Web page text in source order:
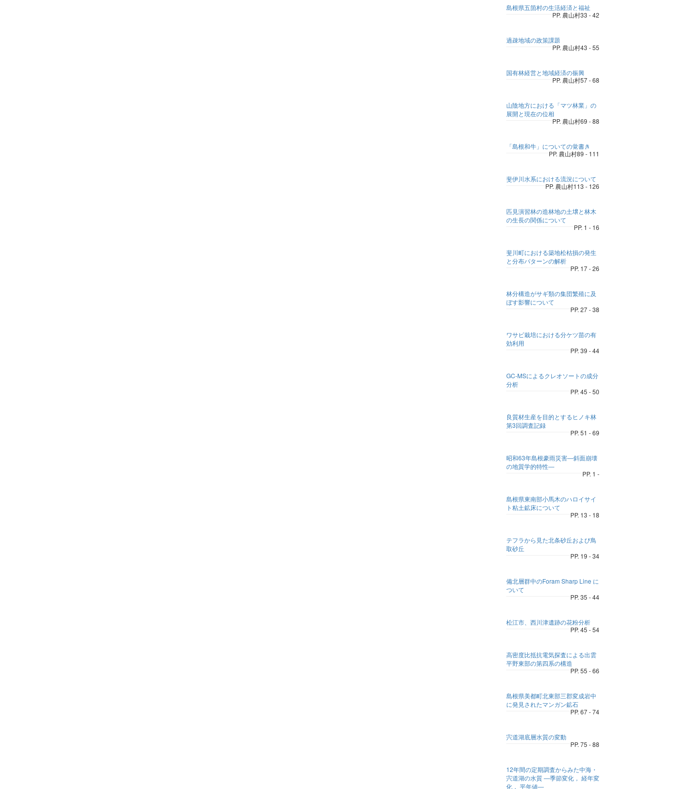
島根県五箇村の生活経済と福祉
PP. 農山村33 - 42
過疎地域の政策課題
PP. 農山村43 - 55
国有林経営と地域経済の振興
PP. 農山村57 - 68
山陰地方における「マツ林業」の
展開と現在の位相
PP. 農山村69 - 88
「島根和牛」についての覚書き
PP. 農山村89 - 111
斐伊川水系における流況について
PP. 農山村113 - 126
匹見演習林の造林地の土壌と林木
の生長の関係について
PP. 1 - 16
斐川町における築地松枯損の発生
と分布パターンの解析
PP. 17 - 26
林分構造がサギ類の集団繁殖に及
ぼす影響について
PP. 27 - 38
ワサビ栽培における分ケツ苗の有
効利用
PP. 39 - 44
GC-MSによるクレオソートの成分
分析
PP. 45 - 50
良質材生産を目的とするヒノキ林
第3回調査記録
PP. 51 - 69
昭和63年島根豪雨災害―斜面崩壊
の地質学的特性―
PP. 1 -
島根県東南部小馬木のハロイサイ
ト粘土鉱床について
PP. 13 - 18
テフラから見た北条砂丘および鳥
取砂丘
PP. 19 - 34
備北層群中のForam Sharp Line に
ついて
PP. 35 - 44
松江市、西川津遺跡の花粉分析
PP. 45 - 54
高密度比抵抗電気探査による出雲
平野東部の第四系の構造
PP. 55 - 66
島根県美都町北東部三郡変成岩中
に発見されたマンガン鉱石
PP. 67 - 74
宍道湖底層水質の変動
PP. 75 - 88
12年間の定期調査からみた中海・
宍道湖の水質 ―季節変化， 経年変
化， 平年値―